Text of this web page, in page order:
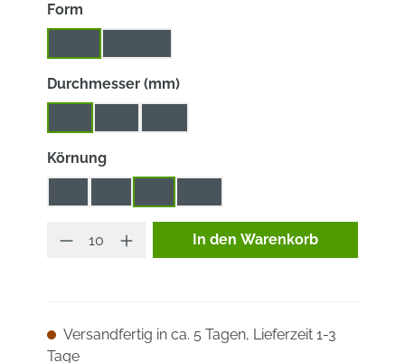
Form
Durchmesser (mm)auswählen
Körnungauswählen
Produkt Anzahl: Gib den
In den Warenkorb
Versandfertig in ca. 5 Tagen, Lieferzeit 1-3
Tage